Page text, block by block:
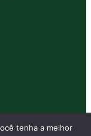
tenha a melhor